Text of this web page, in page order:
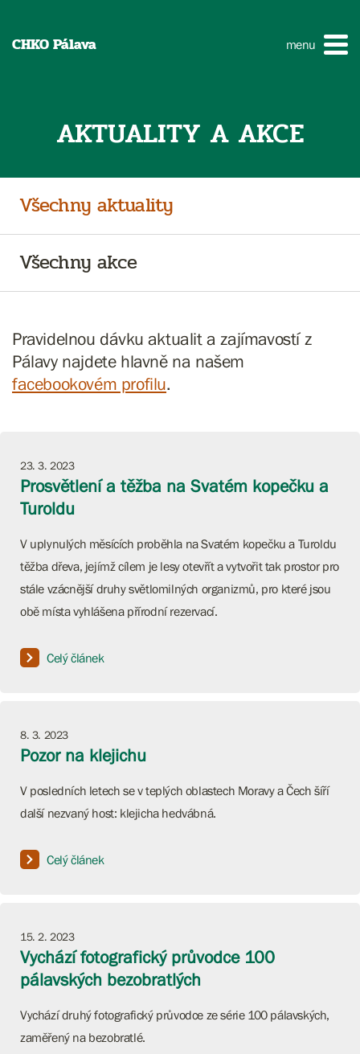
CHKO Pálava menu
AKTUALITY A AKCE
Všechny aktuality
Všechny akce
Pravidelnou dávku aktualit a zajímavostí z
Pálavy najdete hlavně na našem
facebookovém profilu.
23. 3. 2023
Prosvětlení a těžba na Svatém kopečku a
Turoldu
V uplynulých měsících proběhla na Svatém kopečku a Turoldu
těžba dřeva, jejímž cílem je lesy otevřít a vytvořit tak prostor pro
stále vzácnější druhy světlomilných organizmů, pro které jsou
obě místa vyhlášena přírodní rezervací.
Celý článek
8. 3. 2023
Pozor na klejichu
V posledních letech se v teplých oblastech Moravy a Čech šíří
další nezvaný host: klejicha hedvábná.
Celý článek
15. 2. 2023
Vychází fotografický průvodce 100
pálavských bezobratlých
Vychází druhý fotografický průvodce ze série 100 pálavských,
zaměřený na bezobratlé.